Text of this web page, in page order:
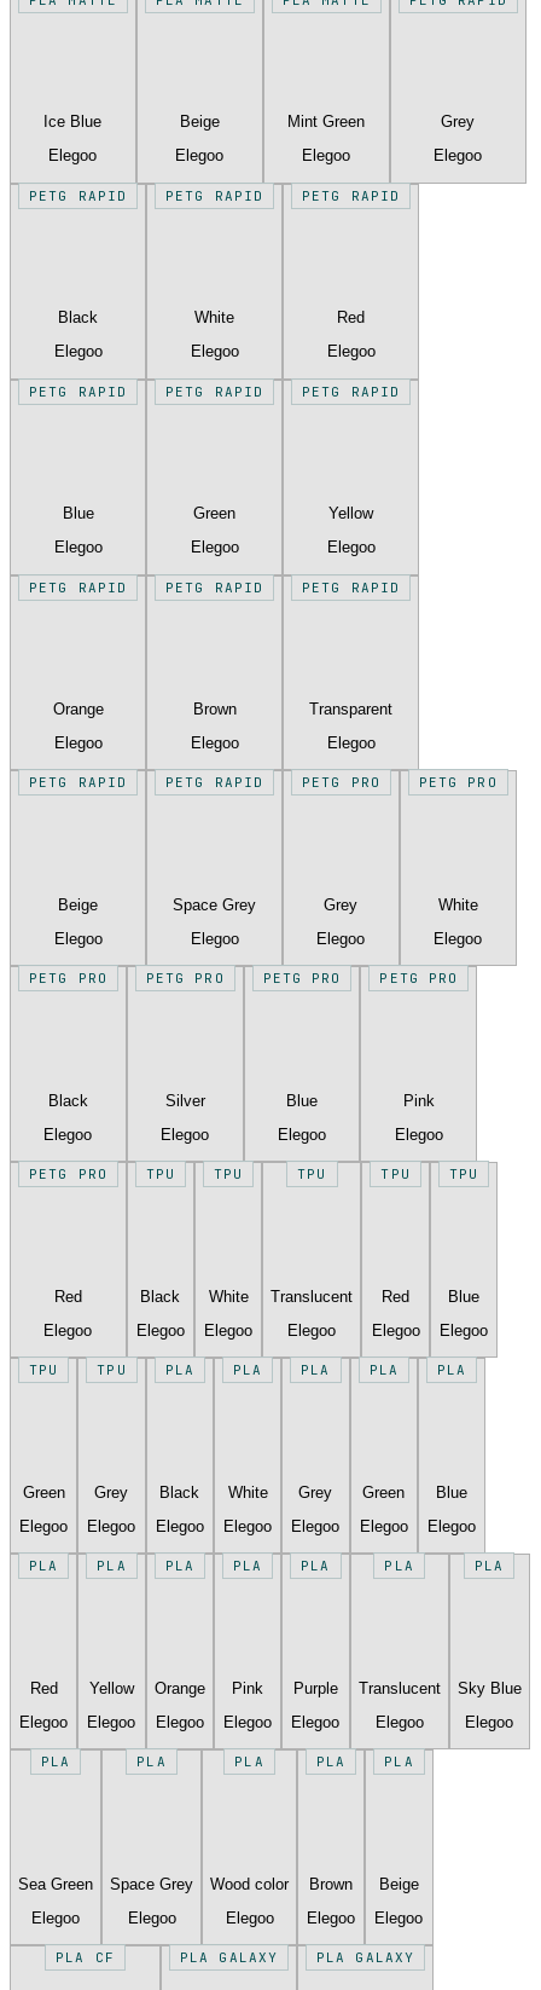
Ice Blue
Elegoo
Beige
Elegoo
Mint Green
Elegoo
Grey
Elegoo
PETG RAPID
Black
Elegoo
PETG RAPID
White
Elegoo
PETG RAPID
Red
Elegoo
PETG RAPID
Blue
Elegoo
PETG RAPID
Green
Elegoo
PETG RAPID
Yellow
Elegoo
PETG RAPID
Orange
Elegoo
PETG RAPID
Brown
Elegoo
PETG RAPID
Transparent
Elegoo
PETG RAPID
Beige
Elegoo
PETG RAPID
Space Grey
Elegoo
PETG PRO
Grey
Elegoo
PETG PRO
White
Elegoo
PETG PRO
Black
Elegoo
PETG PRO
Silver
Elegoo
PETG PRO
Blue
Elegoo
PETG PRO
Pink
Elegoo
PETG PRO
Red
Elegoo
TPU
Black
Elegoo
TPU
White
Elegoo
TPU
Translucent
Elegoo
TPU
Red
Elegoo
TPU
Blue
Elegoo
TPU
Green
Elegoo
TPU
Grey
Elegoo
PLA
Black
Elegoo
PLA
White
Elegoo
PLA
Grey
Elegoo
PLA
Green
Elegoo
PLA
Blue
Elegoo
PLA
Red
Elegoo
PLA
Yellow
Elegoo
PLA
Orange
Elegoo
PLA
Pink
Elegoo
PLA
Purple
Elegoo
PLA
Translucent
Elegoo
PLA
Sky Blue
Elegoo
PLA
Sea Green
Elegoo
PLA
Space Grey
Elegoo
PLA
Wood color
Elegoo
PLA
Brown
Elegoo
PLA
Beige
Elegoo
PLA CF PLA GALAXY PLA GALAXY